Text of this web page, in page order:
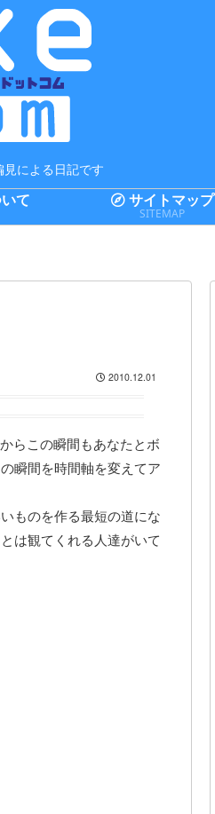
による日記です
て サイトマップ
SITEMAP
2010.12.01
らこの瞬間もあなたとボ
瞬間を時間軸を変えてア
ものを作る最短の道にな
は観てくれる人達がいて